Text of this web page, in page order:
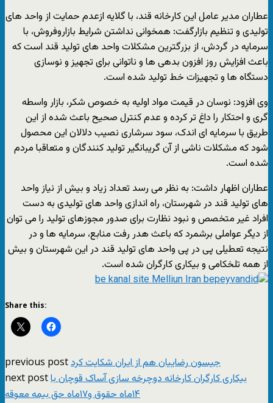
عطاران مدیر عامل این کارخانه قند، با گلایه ازعدم حمایت از واحد های
تولیدی و تنظیم بازارگفت: همخوانی نداشتن شرایط بازاروفروش، با
سرمایه در گردش، از بزرگترین مشکلات واحد های تولید قند است که
باعث افزایش روز افزون بدهی ها و ناتوانی برای تجهیز و نوسازی
دستگاه ها و تجهیزات خط تولید شده است.
وی افزود: نوسان در قیمت مواد اولیه به خصوص شکر، بازار واسطه
گری و احتکار را داغ تر کرده و عدم کنترل صحیح باعث شده از این
طریق با سرمایه ای اندک، سود سرشاری نصیب دلالان این محصول
شود که مشکلات ناشی از آن گریبانگیر تولید کنندگان و متعاقبا مردم
شده است.
عطاران اظهار داشت: به نظر می رسد تعداد زیاد و بیش از نیاز واحد
های تولید قند در شهرستان، راه اندازی واحد های تولیدی به دست
افراد غیر متخصص و نبود نظارت برای صدور مجوزهای تولید را می توان
از دیگر عواملی برشمرد که باعث هدر رفت منابع، سرمایه ها و در
نتیجه تعطیلی پی در پی واحد های تولید قند در این شهرستان و بیش
از همه تلخکامی و بیکاری کارگران شده است.
Share this:
previous postجیسون رضاییان هم از ایران شکایت کرد
next postبیکاری کارگران کارخانه دوچرخه سازی آساک قوچان با
۱۴ماه حقوق و۱۷ماه حق بیمه معوقه